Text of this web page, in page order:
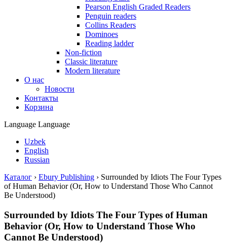
Pearson English Graded Readers
Penguin readers
Collins Readers
Dominoes
Reading ladder
Non-fiction
Classic literature
Modern literature
О нас
Новости
Контакты
Корзина
Language Language
Uzbek
English
Russian
Каталог › Ebury Publishing › Surrounded by Idiots The Four Types
of Human Behavior (Or, How to Understand Those Who Cannot
Be Understood)
Surrounded by Idiots The Four Types of Human
Behavior (Or, How to Understand Those Who
Cannot Be Understood)